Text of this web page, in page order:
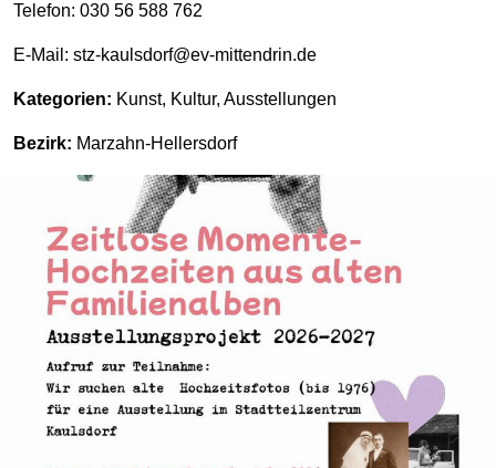
Telefon: 030 56 588 762
E-Mail: stz-kaulsdorf@ev-mittendrin.de
Kategorien: Kunst, Kultur, Ausstellungen
Bezirk: Marzahn-Hellersdorf